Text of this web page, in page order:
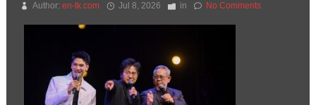
Author: en-tk.com Jul 8, 2026 in No Comments